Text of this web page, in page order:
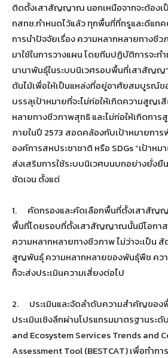
ติดตั้งเสาสัญญาณ นอกเหนือจากจะต้องเ
กสทช.กำหนดไว้แล้ว ทุกพื้นที่ที่ทรูและดีแ
การนำปัจจัยเรื่อง ความหลากหลายทางชี
มาใช้ในการวางแผน โดยทีมปฏิบัติการจะท
นานาพันธุ์ในระบบนิเวศรอบพื้นที่เสาสัญ
ต้นไม้เพื่อให้เป็นแหล่งที่อยู่อาศัยสมบูรณ์
บรรลุเป้าหมายที่จะไม่ก่อให้เกิดความสูญ
หลายทางชีวภาพสุทธิ และไม่ก่อให้เกิดกา
ภายในปี 2573 สอดคล้องกับเป้าหมายกา
องค์การสหประชาชาติ หรือ SDGs “เป้าห
ส่งเสริมการใช้ระบบนิเวศบนบกอย่างยั่งยื
ชัดเจน ตั้งแต่
1. คัดกรองและคัดเลือกพื้นที่ตั้งเสาสัญ
พื้นที่โดยรอบที่ตั้งเสาสัญญาณนั้นมีโอกาส
ความหลากหลายทางชีวภาพ ไม่ว่าจะเป็น
สูญพันธุ์ ความหลากหลายของพันธุ์พืช ค
ก็จะส่งประเมินความเสี่ยงต่อไป
2. ประเมินและจัดลำดับความสำคัญของ
ประเมินเชิงลึกผ่านโปรแกรมมาตรฐานระ
and Ecosystem Services Trends and
Assessment Tool (BESTCAT) เพื่อทำก